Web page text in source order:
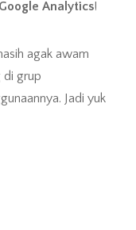
Google Analytics!
agak awam
di grup
Jadi yuk